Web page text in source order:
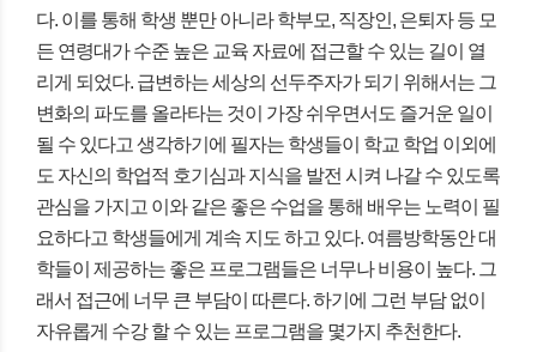
다. 이를 통해 학생 뿐만 아니라 학부모, 직장인, 은퇴자 등 모
든 연령대가 수준 높은 교육 자료에 접근할 수 있는 길이 열
리게 되었다. 급변하는 세상의 선두주자가 되기 위해서는 그
변화의 파도를 올라타는 것이 가장 쉬우면서도 즐거운 일이
될 수 있다고 생각하기에 필자는 학생들이 학교 학업 이외에
도 자신의 학업적 호기심과 지식을 발전 시켜 나갈 수 있도록
관심을 가지고 이와 같은 좋은 수업을 통해 배우는 노력이 필
요하다고 학생들에게 계속 지도 하고 있다. 여름방학동안 대
학들이 제공하는 좋은 프로그램들은 너무나 비용이 높다. 그
래서 접근에 너무 큰 부담이 따른다. 하기에 그런 부담 없이
자유롭게 수강 할 수 있는 프로그램을 몇가지 추천한다.